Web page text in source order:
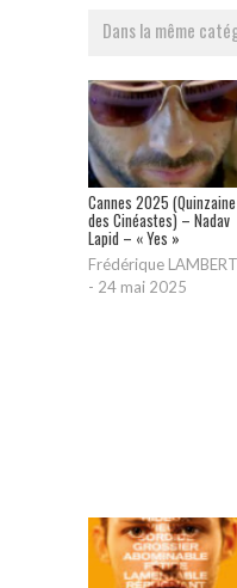
Dans la même
Cannes 2025 (Quinzaine
des Cinéastes) – Nadav
Lapid – « Yes »
Frédérique LAMBERT
- 24 mai 2025